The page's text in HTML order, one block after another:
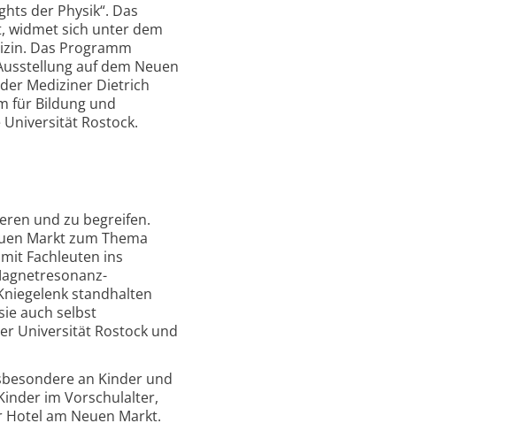
der Physik“. Das
widmet sich unter dem
Das Programm
auf dem Neuen
Mediziner Dietrich
für Bildung und
Universität Rostock.
und zu begreifen.
Markt zum Thema
Fachleuten ins
standhalten
auch selbst
Universität Rostock und
an Kinder und
im Vorschulalter,
am Neuen Markt.